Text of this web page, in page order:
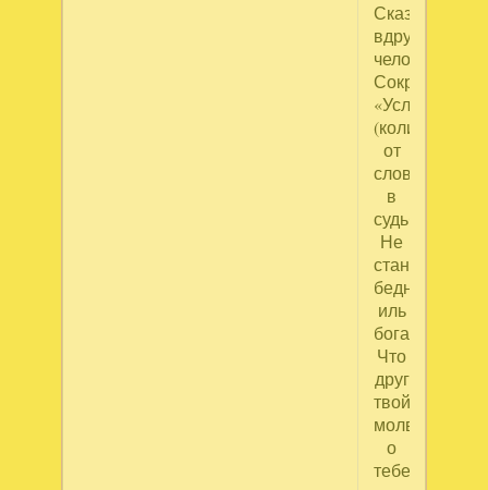
Сказал
вдруг
человек
Сократу:
«Услышь
(коли
от
слов
в
судьбе
Не
станешь
бедным
иль
богатым),
Что
друг
твой
молвил
о
тебе…»